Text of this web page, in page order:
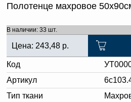
Полотенце махровое
В наличии: 33 шт.
Цена: 243,48 р.
Код
Артикул
Тип ткани